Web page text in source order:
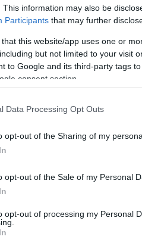
This information may also be
Participants that may further
that this website/app uses one or
but not limited to your visit
to Google and its third-party tags
consent section.
Data Processing Opt Outs
opt-out of the Sharing of my
opt-out of the Sale of my Personal
opt-out of processing my Personal
fighters fired a missile at
for the Kharg terminal
room, immobilizing
that it…
Marins (@pati_marins64)
βάση στο Ali
σοβαρά.
Εμιράτα
αλλά υπάρχουν